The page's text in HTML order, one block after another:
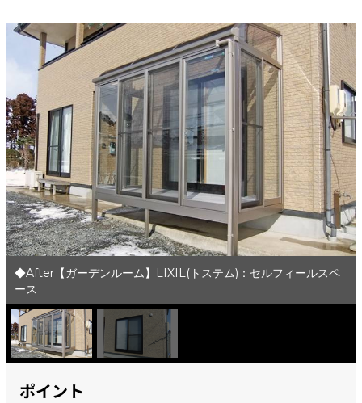
オーナー向け会員サービス
よくあるご質問
サイトマップ
採用情報はこちら
◆After【ガーデンルーム】LIXIL(トステム)：セルフィールスペ
ース
ポイント